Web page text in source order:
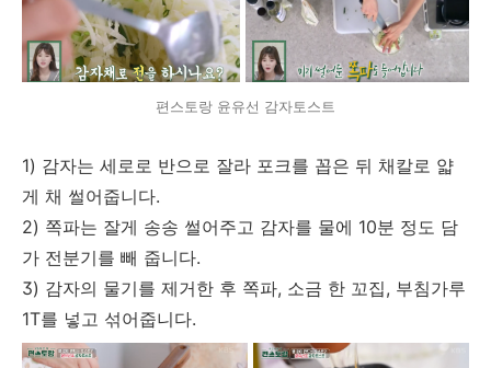
편스토랑 윤유선 감자토스트
1) 감자는 세로로 반으로 잘라 포크를 꼽은 뒤 채칼로 얇
게 채 썰어줍니다.
2) 쪽파는 잘게 송송 썰어주고 감자를 물에 10분 정도 담
가 전분기를 빼 줍니다.
3) 감자의 물기를 제거한 후 쪽파, 소금 한 꼬집, 부침가루
1T를 넣고 섞어줍니다.